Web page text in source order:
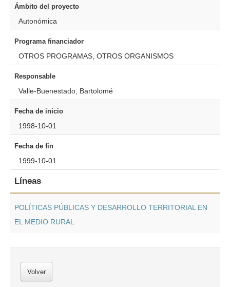
Ámbito del proyecto
Autonómica
Programa financiador
OTROS PROGRAMAS, OTROS ORGANISMOS
Responsable
Valle-Buenestado, Bartolomé
Fecha de inicio
1998-10-01
Fecha de fin
1999-10-01
Líneas
POLÍTICAS PÚBLICAS Y DESARROLLO TERRITORIAL EN
EL MEDIO RURAL
Volver